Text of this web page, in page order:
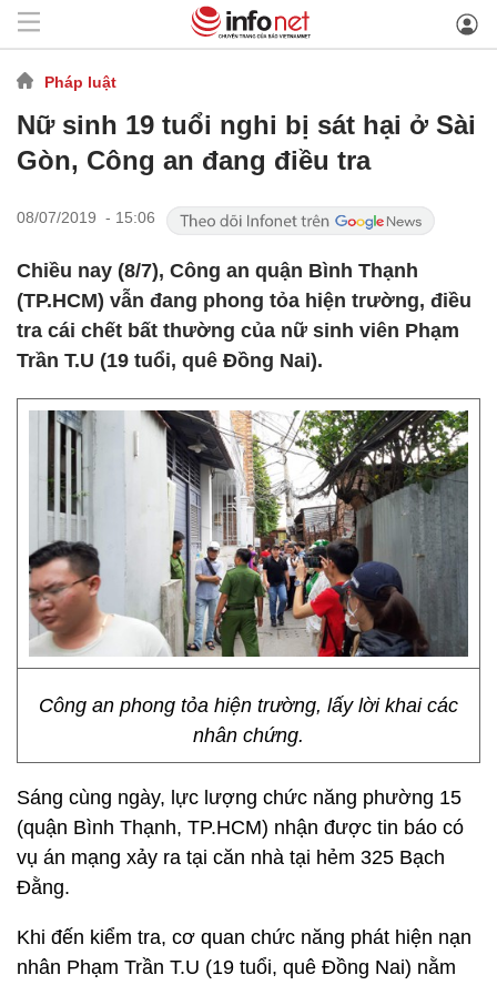
Pháp luật
Nữ sinh 19 tuổi nghi bị sát hại ở Sài
Gòn, Công an đang điều tra
08/07/2019 - 15:06
Chiều nay (8/7), Công an quận Bình Thạnh
(TP.HCM) vẫn đang phong tỏa hiện trường, điều
tra cái chết bất thường của nữ sinh viên Phạm
Trần T.U (19 tuổi, quê Đồng Nai).
Công an phong tỏa hiện trường, lấy lời khai các
nhân chứng.
Sáng cùng ngày, lực lượng chức năng phường 15
(quận Bình Thạnh, TP.HCM) nhận được tin báo có
vụ án mạng xảy ra tại căn nhà tại hẻm 325 Bạch
Đằng.
Khi đến kiểm tra, cơ quan chức năng phát hiện nạn
nhân Phạm Trần T.U (19 tuổi, quê Đồng Nai) nằm